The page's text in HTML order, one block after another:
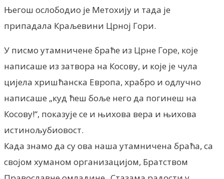
Његош ослободио је Метохију и тада је
припадала Краљевини Црној Гори.
У писмо утамничене браће из Црне Горе, које
написаше из затвора на Косову, и које је чула
цијела хришћанска Европа, храбро и одлучно
написаше „куд ћеш боље него да погинеш на
Косову!“, показује се и њихова вера и њихова
истинољубиовост.
Када знамо да су ова наша утамничена браћа, са
својом хуманом организацијом, Братством